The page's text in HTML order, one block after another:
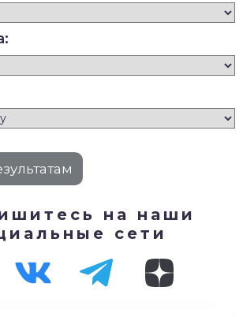
на наши
сети